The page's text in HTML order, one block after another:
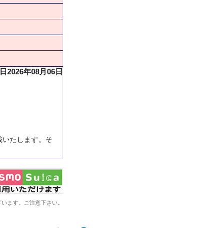
2026年08月06日
たします。そ
ます。ご注意下さい。